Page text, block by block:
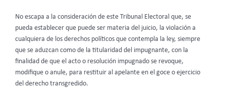
No escapa a la consideración de este Tribunal Electoral que, se
pueda establecer que puede ser materia del juicio, la violación a
cualquiera de los derechos políticos que contempla la ley, siempre
que se aduzcan como de la titularidad del impugnante, con la
finalidad de que el acto o resolución impugnado se revoque,
modifique o anule, para restituir al apelante en el goce o ejercicio
del derecho transgredido.